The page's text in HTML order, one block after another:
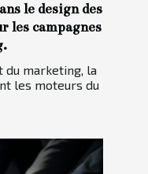
le design des
les campagnes
du marketing, la
les moteurs du